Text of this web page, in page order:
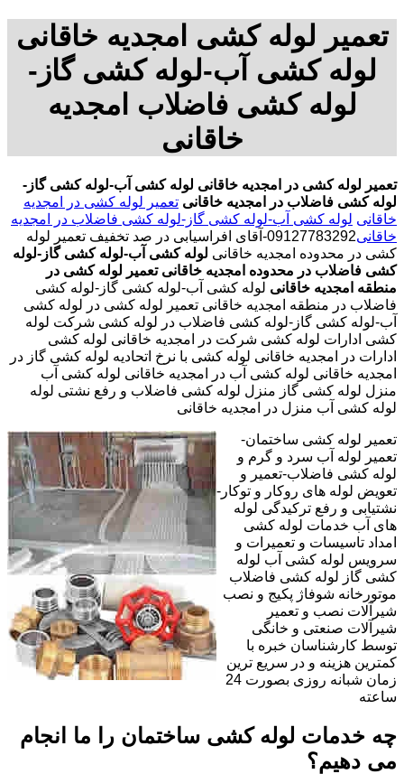
تعمیر لوله کشی امجدیه خاقانی
لوله کشی آب-لوله کشی گاز-
لوله کشی فاضلاب امجدیه
خاقانی
تعمیر لوله کشی در امجدیه خاقانی لوله کشی آب-لوله کشی گاز-
لوله کشی فاضلاب در امجدیه خاقانی تعمیر لوله کشی در امجدیه
خاقانی لوله کشی آب-لوله کشی گاز-لوله کشی فاضلاب در امجدیه
خاقانی
09127783292-آقای افراسیابی در صد تخفیف تعمیر لوله
کشی در محدوده امجدیه خاقانی لوله کشی آب-لوله کشی گاز-لوله
کشی فاضلاب در محدوده امجدیه خاقانی تعمیر لوله کشی در
منطقه امجدیه خاقانی لوله کشی آب-لوله کشی گاز-لوله کشی
فاضلاب در منطقه امجدیه خاقانی تعمیر لوله کشی در لوله کشی
آب-لوله کشی گاز-لوله کشی فاضلاب در لوله کشی شرکت لوله
کشی ادارات لوله کشی شرکت در امجدیه خاقانی لوله کشی
ادارات در امجدیه خاقانی لوله کشی با نرخ اتحادیه لوله کشی گاز در
امجدیه خاقانی لوله کشی آب در امجدیه خاقانی لوله کشی آب
منزل لوله کشی گاز منزل لوله کشی فاضلاب و رفع نشتی لوله
لوله کشی آب منزل در امجدیه خاقانی
تعمیر لوله کشی ساختمان-
تعمیر لوله آب سرد و گرم و
لوله کشی فاضلاب-تعمیر و
تعویض لوله های روکار و توکار-
نشتیابی و رفع ترکیدگی لوله
های آب خدمات لوله کشی
امداد تاسیسات و تعمیرات و
سرویس لوله کشی آب لوله
کشی گاز لوله کشی فاضلاب
موتورخانه شوفاژ پکیج و نصب
شیرآلات نصب و تعمیر
شیرآلات صنعتی و خانگی
توسط کارشناسان خبره با
کمترین هزینه و در سریع ترین
زمان شبانه روزی بصورت 24
ساعته
چه خدمات لوله کشی ساختمان را ما انجام
می دهیم؟